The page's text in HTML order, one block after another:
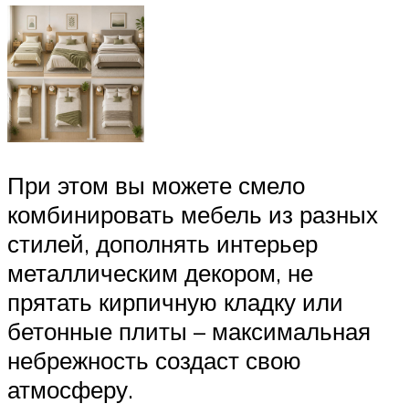
При этом вы можете смело
комбинировать мебель из разных
стилей, дополнять интерьер
металлическим декором, не
прятать кирпичную кладку или
бетонные плиты – максимальная
небрежность создаст свою
атмосферу.